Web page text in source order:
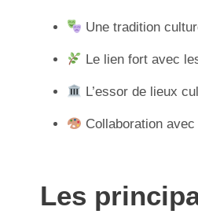
Une tradition
Le lien fort avec
L’essor de lieux
Collaboration
Les